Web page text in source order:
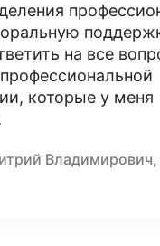
на все
которые у меня
Владимирович,